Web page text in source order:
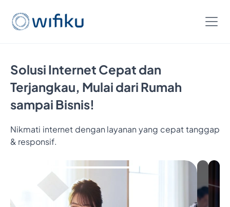
Solusi Internet Cepat dan
Terjangkau, Mulai dari Rumah
sampai Bisnis!
Nikmati internet dengan layanan yang cepat tanggap
& responsif.